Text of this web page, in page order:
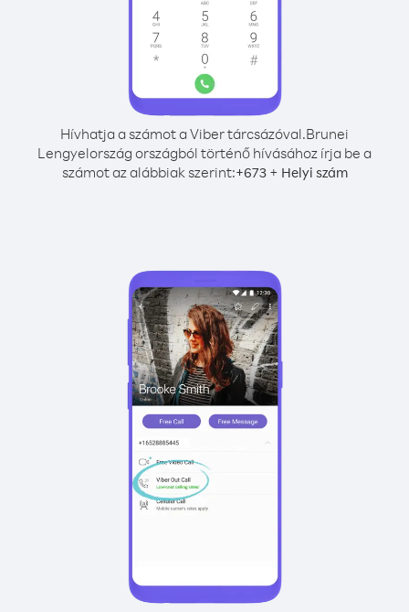
Hívhatja a számot a Viber tárcsázóval.Brunei
Lengyelország országból történő hívásához írja be a
számot az alábbiak szerint:+673+ Helyi szám